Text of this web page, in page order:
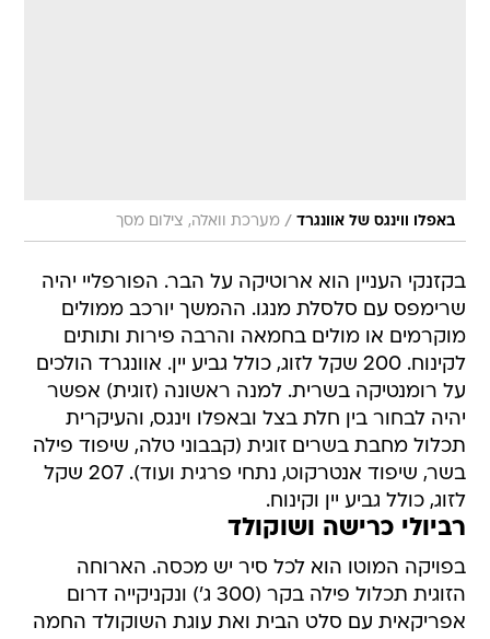
באפלו ווינגס של אוונגרד / מערכת וואלה, צילום מסך
בקזנקי העניין הוא ארוטיקה על הבר. הפורפליי יהיה
שרימפס עם סלסלת מנגו. ההמשך יורכב ממולים
מוקרמים או מולים בחמאה והרבה פירות ותותים
לקינוח. 200 שקל לזוג, כולל גביע יין. אוונגרד הולכים
על רומנטיקה בשרית. למנה ראשונה (זוגית) אפשר
יהיה לבחור בין חלת בצל ובאפלו וינגס, והעיקרית
תכלול מחבת בשרים זוגית (קבבוני טלה, שיפוד פילה
בשר, שיפוד אנטרקוט, נתחי פרגית ועוד). 207 שקל
לזוג, כולל גביע יין וקינוח.
רביולי כרישה ושוקולד
בפויקה המוטו הוא לכל סיר יש מכסה. הארוחה
הזוגית תכלול פילה בקר (300 ג') ונקניקייה דרום
אפריקאית עם סלט הבית ואת עוגת השוקולד החמה